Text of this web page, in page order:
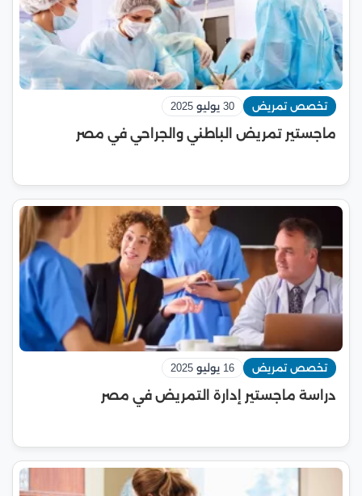
تخصص تمريض 30 يوليو 2025
ماجستير تمريض الباطني والجراحي في مصر
تخصص تمريض 16 يوليو 2025
دراسة ماجستير إدارة التمريض في مصر